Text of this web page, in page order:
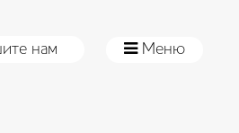
Меню